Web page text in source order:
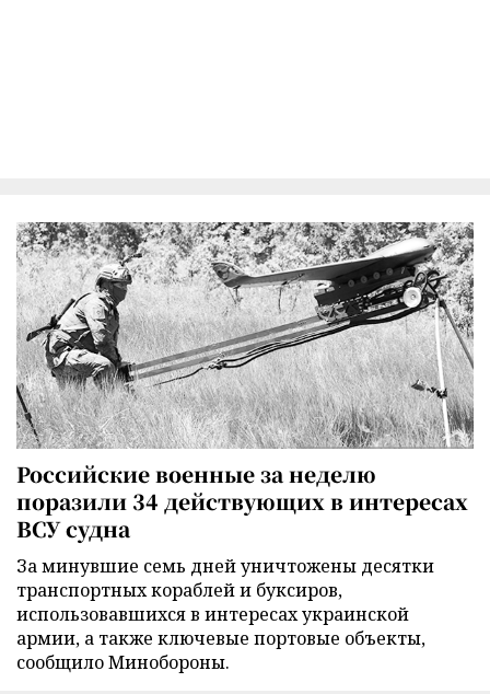
Российские военные за неделю
поразили 34 действующих в интересах
ВСУ судна
За минувшие семь дней уничтожены десятки
транспортных кораблей и буксиров,
использовавшихся в интересах украинской
армии, а также ключевые портовые объекты,
сообщило Минобороны.